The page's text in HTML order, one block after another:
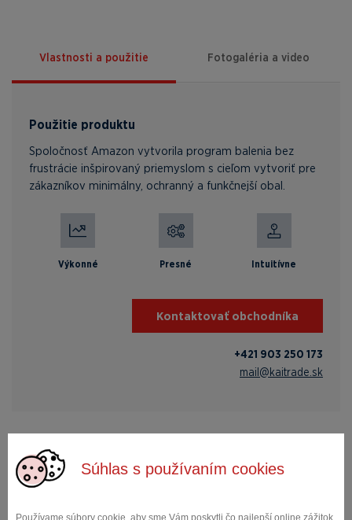
Súhlas s používaním cookies
Používame súbory cookie, aby sme Vám poskytli čo najlepší online zážitok
Vlastnosti a použitie Fotogaléria a video
Použitie produktu
Spoločnosť Amazon vytvorila program balenia bez
frustrácie inšpirovaný priemyslom s cieľom vytvoriť pre
zákazníkov minimálny, ochranný a funkčnejší obal.
Kontaktovať obchodníka
+421 903 250 173
mail@kaitrade.sk
Výkonné Presné Intuitívne
Obráťte sa na našich
odborníkov